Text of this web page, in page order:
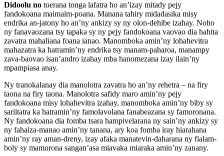
Didoolu no toerana tonga lafatra ho an’izay mitady pejy
fandokoana maimaim-poana. Manana tahiry midadasika misy
endrika an-jatony ho an’ny ankizy sy ny olon-dehibe izahay. Noho
ny fanavaozana tsy tapaka sy ny pejy fandokoana vaovao dia hahita
zavatra mahaliana foana ianao. Manomboka amin’ny lohahevitra
mahazatra ka hatramin’ny endrika tsy manam-paharoa, manampy
zava-baovao isan’andro izahay mba hanomezana izay ilain’ny
mpampiasa anay.
Ny tranokalanay dia manolotra zavatra ho an’ny rehetra – na firy
taona na firy taona. Manolotra safidy maro amin’ny pejy
fandokoana misy lohahevitra izahay, manomboka amin’ny biby sy
sariitatra ka hatramin’ny famolavolana fanabeazana sy famoronana.
Ny fandokoana dia fomba tsara hampivelarana ny sain’ny ankizy sy
ny fahaiza-manao amin’ny tanana, ary koa fomba iray hiarahana
amin’ny ray aman-dreny, izay afaka manatevin-daharana ny fialam-
boly sy mamorona sangan’asa miavaka miaraka amin’ny zanany.